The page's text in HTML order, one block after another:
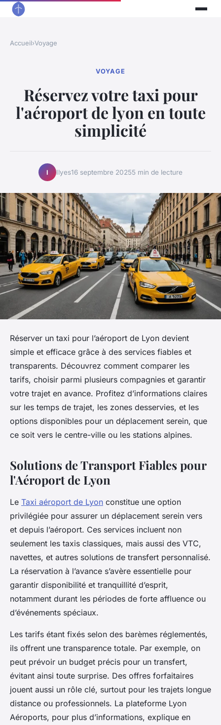
Accueil›Voyage
VOYAGE
Réservez votre taxi pour
l'aéroport de lyon en toute
simplicité
I Ilyes16 septembre 20255 min de lecture
Réserver un taxi pour l’aéroport de Lyon devient
simple et efficace grâce à des services fiables et
transparents. Découvrez comment comparer les
tarifs, choisir parmi plusieurs compagnies et garantir
votre trajet en avance. Profitez d’informations claires
sur les temps de trajet, les zones desservies, et les
options disponibles pour un déplacement serein, que
ce soit vers le centre-ville ou les stations alpines.
Solutions de Transport Fiables pour
l'Aéroport de Lyon
Le Taxi aéroport de Lyon constitue une option
privilégiée pour assurer un déplacement serein vers
et depuis l’aéroport. Ces services incluent non
seulement les taxis classiques, mais aussi des VTC,
navettes, et autres solutions de transfert personnalisé.
La réservation à l’avance s’avère essentielle pour
garantir disponibilité et tranquillité d’esprit,
notamment durant les périodes de forte affluence ou
d’événements spéciaux.
Les tarifs étant fixés selon des barèmes réglementés,
ils offrent une transparence totale. Par exemple, on
peut prévoir un budget précis pour un transfert,
évitant ainsi toute surprise. Des offres forfaitaires
jouent aussi un rôle clé, surtout pour les trajets longue
distance ou professionnels. La plateforme Lyon
Aéroports, pour plus d’informations, explique en